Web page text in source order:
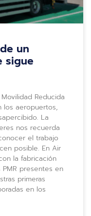
un
sigue
Reducida
los aeropuertos,
La
nos recuerda
el trabajo
posible. En Air
la fabricación
presentes en
primeras
en los